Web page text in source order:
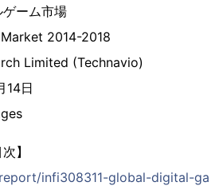
ーム市場
2014-2018
Limited (Technavio)
14日
】
infi308311-global-digital-ga